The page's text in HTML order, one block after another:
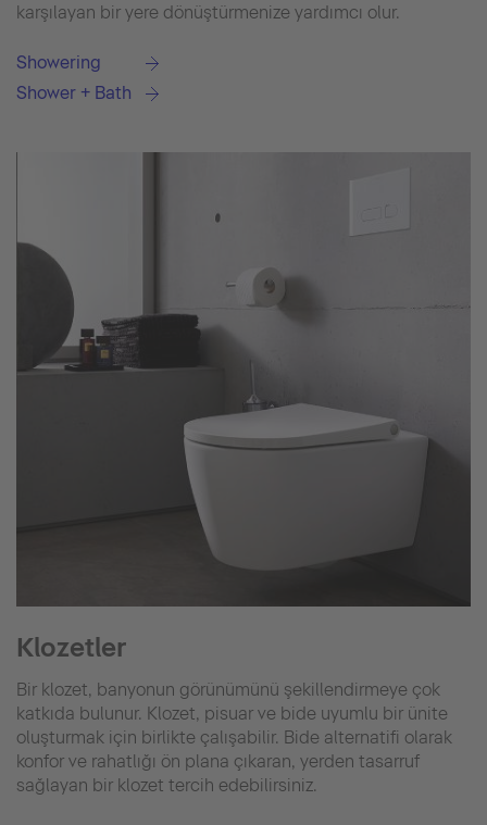
karşılayan bir yere dönüştürmenize yardımcı olur.
Showering
Shower + Bath
Klozetler
Bir klozet, banyonun görünümünü şekillendirmeye çok
katkıda bulunur. Klozet, pisuar ve bide uyumlu bir ünite
oluşturmak için birlikte çalışabilir. Bide alternatifi olarak
konfor ve rahatlığı ön plana çıkaran, yerden tasarruf
sağlayan bir klozet tercih edebilirsiniz.